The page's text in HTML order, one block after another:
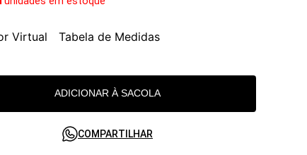
Virtual Tabela de Medidas
ADICIONAR À SACOLA
COMPARTILHAR